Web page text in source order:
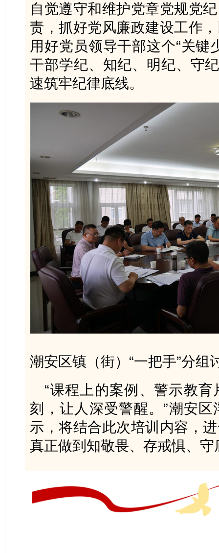
自觉遵守和维护党章党规党
责，抓好党风廉政建设工作
用好党员领导干部这个“关键
干部学纪、知纪、明纪、守
速筑牢纪律底线。
潮安区镇（街）“一把手”分组
“课程上的案例、警示教
刻，让人深受警醒。”潮安
示，将结合此次培训内容，
真正做到知敬畏、存戒惧、守